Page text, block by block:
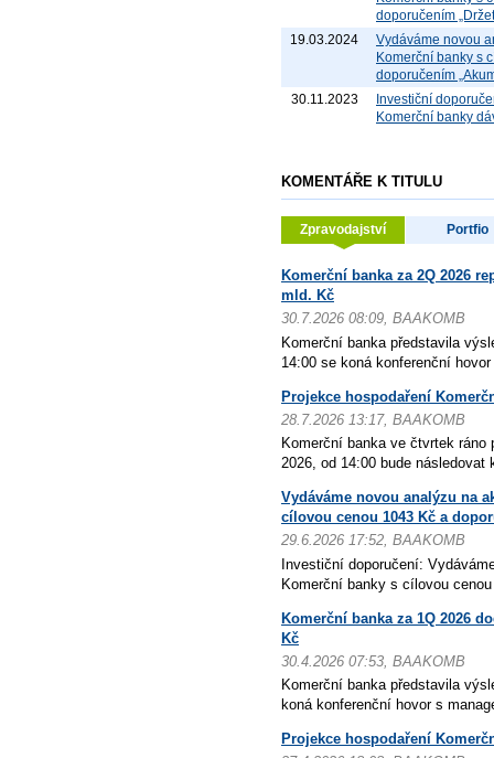
doporučením
19.03.2024
Vydáváme novou
Komerční banky s
doporučením
30.11.2023
Investiční
Komerční banky
KOMENTÁŘE K TITULU
Zpravodajství Portfio
Komerční banka za 2Q 2026
mld. Kč
30.7.2026 08:09, BAAKOMB
Komerční banka představila
14:00 se koná konferenční
Projekce hospodaření
28.7.2026 13:17, BAAKOMB
Komerční banka ve čtvrtek
2026, od 14:00 bude následovat
Vydáváme novou analýzu na
cílovou cenou 1043 Kč a
29.6.2026 17:52, BAAKOMB
Investiční doporučení:
Komerční banky s cílovou
Komerční banka za 1Q 2026
Kč
30.4.2026 07:53, BAAKOMB
Komerční banka představila
koná konferenční hovor s
Projekce hospodaření